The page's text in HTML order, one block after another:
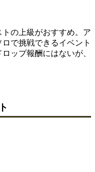
の上級がおすすめ。ア
で挑戦できるイベント
ップ報酬にはないが、